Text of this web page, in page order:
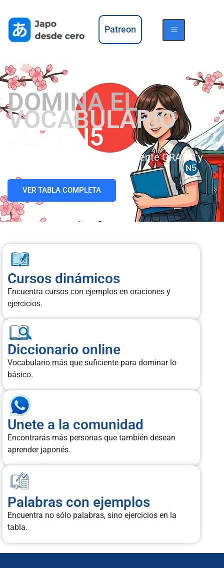
Patreon
DOMINA EL
VOCABULARIO
JLPT N5
Domina +650 palabras totalmente GRATIS y
VER TABLA COMPLETA
Cursos dinámicos
Encuentra cursos con ejemplos en oraciones y
ejercicios.
Diccionario online
Vocabulario más que suficiente para dominar lo
básico.
Unete a la comunidad
Encontrarás más personas que también desean
aprender japonés.
Palabras con ejemplos
Encuentra no sólo palabras, sino ejercicios en la
tabla.